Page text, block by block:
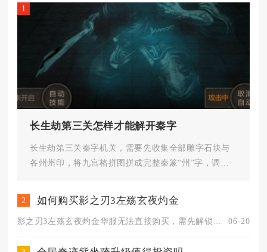
1
长生劫第三关怎样才能解开秦字
长生劫第三关秦字机关，需要先收集全部雕字石块与
各州州印，将九宫格拼图拼成完整秦篆“州”字，调整
2 如何购买影之刃3左殇玄夜灼金
06-20